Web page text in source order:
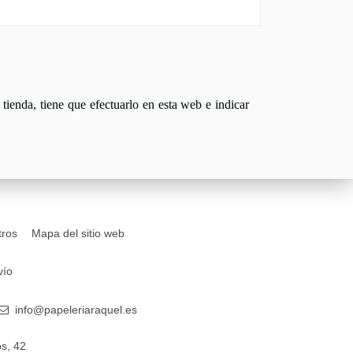
tiene que efectuarlo en esta web e indicar
Mapa del sitio web
info@papeleriaraquel.es
42